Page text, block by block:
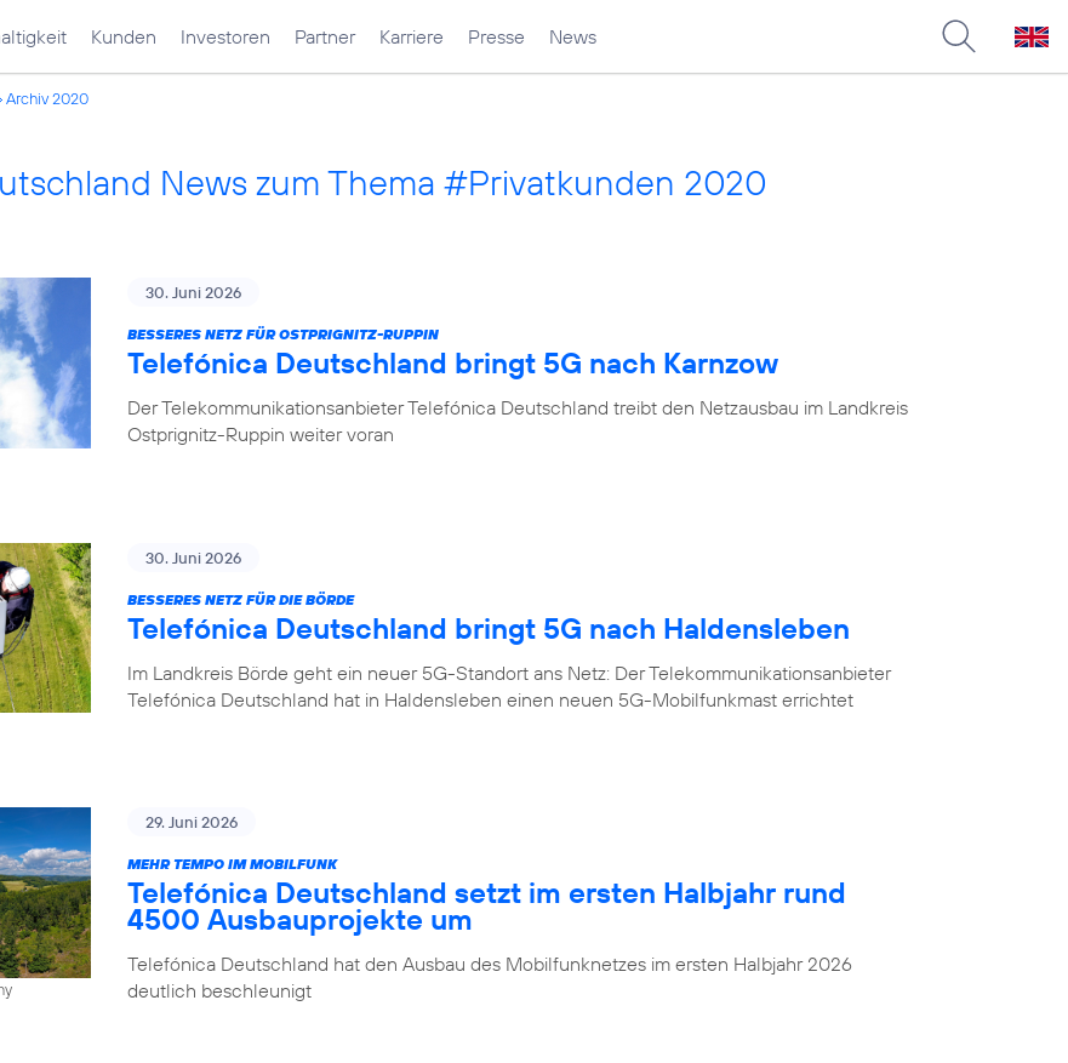
Kunden Investoren Partner Karriere Presse News
Archiv 2020
News zum Thema #Privatkunden 2020
30. Juni 2026
BESSERES NETZ FÜR OSTPRIGNITZ-RUPPIN
Telefónica Deutschland bringt 5G nach Karnzow
Der Telekommunikationsanbieter Telefónica Deutschland treibt den Netzausbau im Landkreis
Ostprignitz-Ruppin weiter voran
30. Juni 2026
BESSERES NETZ FÜR DIE BÖRDE
Telefónica Deutschland bringt 5G nach Haldensleben
Im Landkreis Börde geht ein neuer 5G-Standort ans Netz: Der Telekommunikationsanbieter
Telefónica Deutschland hat in Haldensleben einen neuen 5G-Mobilfunkmast errichtet
29. Juni 2026
MEHR TEMPO IM MOBILFUNK
Telefónica Deutschland setzt im ersten Halbjahr rund
4500 Ausbauprojekte um
Telefónica Deutschland hat den Ausbau des Mobilfunknetzes im ersten Halbjahr 2026
deutlich beschleunigt